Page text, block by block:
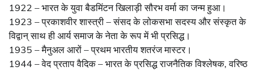
1922 – भारत के युवा बैडमिंटन खिलाड़ी सौरभ वर्मा का जन्म हुआ।
1923 – प्रकाशवीर शास्त्री – संसद के लोकसभा सदस्य और संस्कृत के
विद्वान् साथ ही आर्य समाज के नेता के रूप में भी प्रसिद्ध।
1935 – मैनुअल आरों – प्रथम भारतीय शतरंज मास्टर।
1944 – वेद प्रताप वैदिक – भारत के प्रसिद्ध राजनैतिक विश्लेषक, वरिष्ठ